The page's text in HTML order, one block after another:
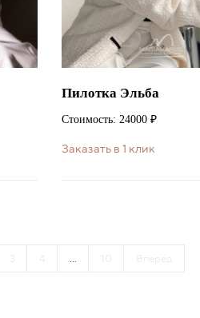
Пилотка Эльба
Стоимость: 24000 ₽
Заказать в 1 клик
3 4 ... 10 Вперед